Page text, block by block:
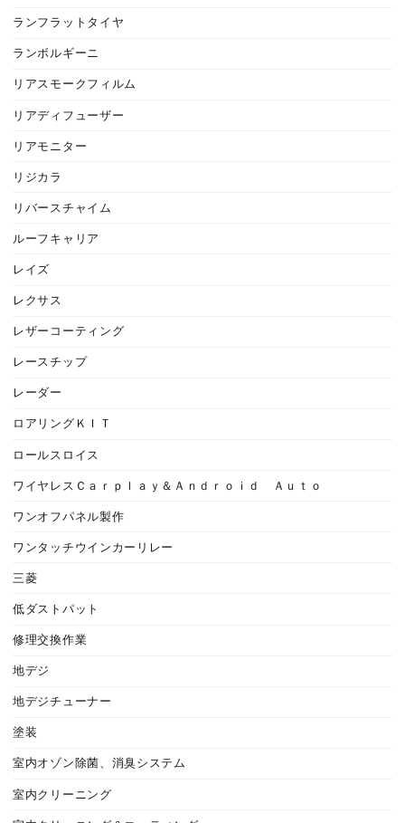
ランフラットタイヤ
ランボルギーニ
リアスモークフィルム
リアディフューザー
リアモニター
リジカラ
リバースチャイム
ルーフキャリア
レイズ
レクサス
レザーコーティング
レースチップ
レーダー
ロアリングＫＩＴ
ロールスロイス
ワイヤレスＣａｒｐｌａｙ＆Ａｎｄｒｏｉｄ Ａｕｔｏ
ワンオフパネル製作
ワンタッチウインカーリレー
三菱
低ダストパット
修理交換作業
地デジ
地デジチューナー
塗装
室内オゾン除菌、消臭システム
室内クリーニング